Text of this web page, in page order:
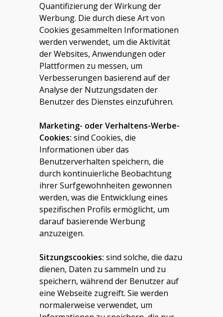
Quantifizierung der Wirkung der
Werbung. Die durch diese Art von
Cookies gesammelten Informationen
werden verwendet, um die Aktivität
der Websites, Anwendungen oder
Plattformen zu messen, um
Verbesserungen basierend auf der
Analyse der Nutzungsdaten der
Benutzer des Dienstes einzuführen.
Marketing- oderVerhaltens-Werbe-
Cookies: sind Cookies, die
Informationen über das
Benutzerverhalten speichern, die
durch kontinuierliche Beobachtung
ihrer Surfgewohnheiten gewonnen
werden, was die Entwicklung eines
spezifischen Profils ermöglicht, um
darauf basierende Werbung
anzuzeigen.
Sitzungscookies: sind solche, die dazu
dienen, Daten zu sammeln und zu
speichern, während der Benutzer auf
eine Webseite zugreift. Sie werden
normalerweise verwendet, um